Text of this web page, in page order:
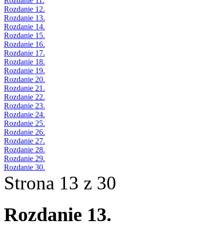
Rozdanie 12.
Rozdanie 13.
Rozdanie 14.
Rozdanie 15.
Rozdanie 16.
Rozdanie 17.
Rozdanie 18.
Rozdanie 19.
Rozdanie 20.
Rozdanie 21.
Rozdanie 22.
Rozdanie 23.
Rozdanie 24.
Rozdanie 25.
Rozdanie 26.
Rozdanie 27.
Rozdanie 28.
Rozdanie 29.
Rozdanie 30.
Strona 13 z 30
Rozdanie 13.